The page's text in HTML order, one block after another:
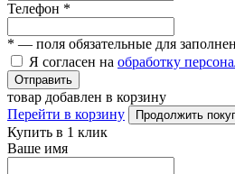
Телефон *
* — поля обязательные для
Я согласен на обработку
Отправить
товар добавлен в корзину
Перейти в корзину
Продолжить
Купить в 1 клик
Ваше имя